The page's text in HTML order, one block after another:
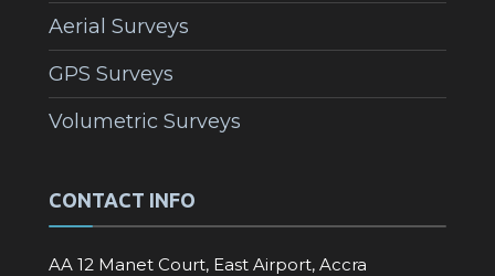
Aerial Surveys
GPS Surveys
Volumetric Surveys
CONTACT INFO
AA 12 Manet Court, East Airport, Accra